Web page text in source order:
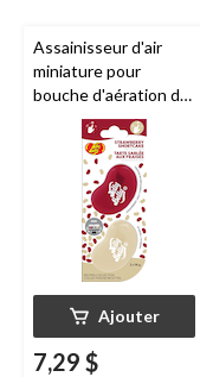
Assainisseur d'air
miniature pour
bouche d'aération de
véhiculeJelly Belly
Duo, Strawberry
Shortcake, paq. 2
Ajouter
7,29 $